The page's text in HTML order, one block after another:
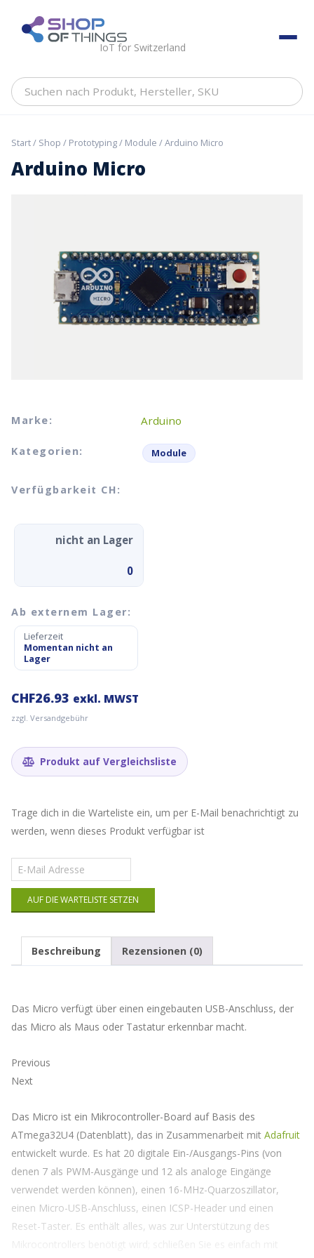
content ShopOfThings
IoT for Switzerland
Suchen
Hersteller,
Start/ Shop / Prototyping/ Module / Arduino Micro
Arduino Micro
Marke: Arduino
Kategorien: Module
Verfügbarkeit CH:
nicht an Lager
0
Ab externem Lager:
Lieferzeit
Momentan nicht an
Lager
CHF26.93 exkl. MWST
zzgl. Versandgebühr
Produkt auf Vergleichsliste
Trage dich in die Warteliste ein, um per E-Mail benachrichtigt zu
werden, wenn dieses Produkt verfügbar ist
Gib
deine
E-
Mail-
dieses
Produkt
AUF DIE WARTELISTE SETZEN
Beschreibung Rezensionen (0)
Das Micro verfügt über einen eingebauten USB-Anschluss, der
das Micro als Maus oder Tastatur erkennbar macht.
Previous
Next
Das Micro ist ein Mikrocontroller-Board auf Basis des
ATmega32U4 (Datenblatt), das in Zusammenarbeit mit Adafruit
entwickelt wurde. Es hat 20 digitale Ein-/Ausgangs-Pins (von
denen 7 als PWM-Ausgänge und 12 als analoge Eingänge
verwendet werden können), einen 16-MHz-Quarzoszillator,
einen Micro-USB-Anschluss, einen ICSP-Header und einen
Reset-Taster. Es enthält alles, was zur Unterstützung des